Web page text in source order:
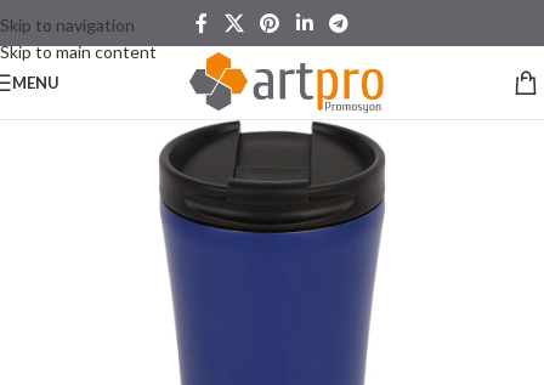
Skip to navigation
Skip to main content
MENU